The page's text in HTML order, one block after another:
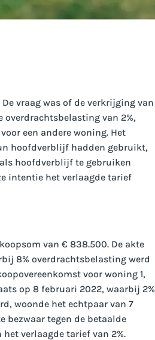
vraag was of de verkrijging van
van 2%,
een andere woning. Het
hoofdverblijf hadden gebruikt,
hoofdverblijf te gebruiken
intentie het verlaagde tarief
van € 838.500. De akte
8% overdrachtsbelasting werd
voor woning 1,
op 8 februari 2022, waarbij 2%
woonde het echtpaar van 7
bezwaar tegen de betaalde
verlaagde tarief van 2%.